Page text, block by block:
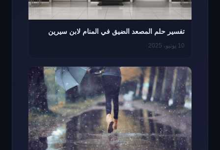
تفسير حلم المصعد الضيق في المنام لابن سيرين
10 يونيو، 2025